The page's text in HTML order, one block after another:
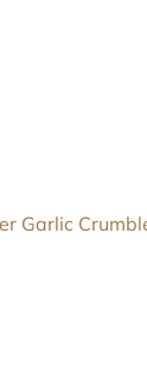
Garlic